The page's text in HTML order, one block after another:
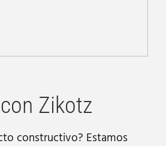
Zikotz
constructivo? Estamos